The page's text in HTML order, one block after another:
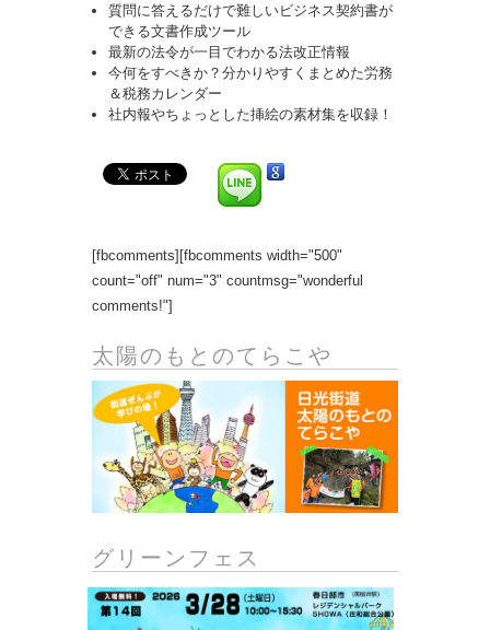
質問に答えるだけで難しいビジネス契約書が
できる文書作成ツール
最新の法令が一目でわかる法改正情報
今何をすべきか？分かりやすくまとめた労務
＆税務カレンダー
社内報やちょっとした挿絵の素材集を収録！
[fbcomments][fbcomments width="500"
count="off" num="3" countmsg="wonderful
comments!"]
太陽のもとのてらこや
グリーンフェス